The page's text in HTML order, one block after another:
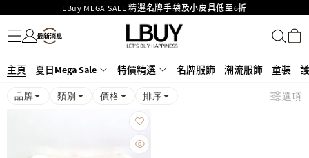
LBuy MEGA SALE 精選名牌手袋及小皮具低至6折
Goyard Hobo / Hobo Mini人氣限量特別版限時原價低至75折!
LBuy呈獻 - Hermès 及 Chanel 手袋及首飾原價低至6折，立即入手!
426號舖！
MOKO 1樓175號鋪旗艦店特設名牌Hermès、CHANEL及LV專區！
購物滿HKD500即享免運費！
名牌服飾
潮流服飾
童裝
護膚美妝
香水香薰
個人護理
母嬰護理
遊戲及精品玩具
文儀用品
家居生活
電子產品
美食
醫藥保健
運動與戶外用品
主頁 夏日Mega Sale 特價精選 名牌服飾 潮流服飾 童裝
品牌 類別 價格 排序 選項